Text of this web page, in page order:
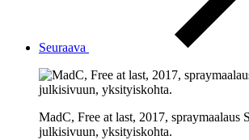
Seuraava
MadC, Free at last, 2017, spraymaalaus
julkisivuun, yksityiskohta.